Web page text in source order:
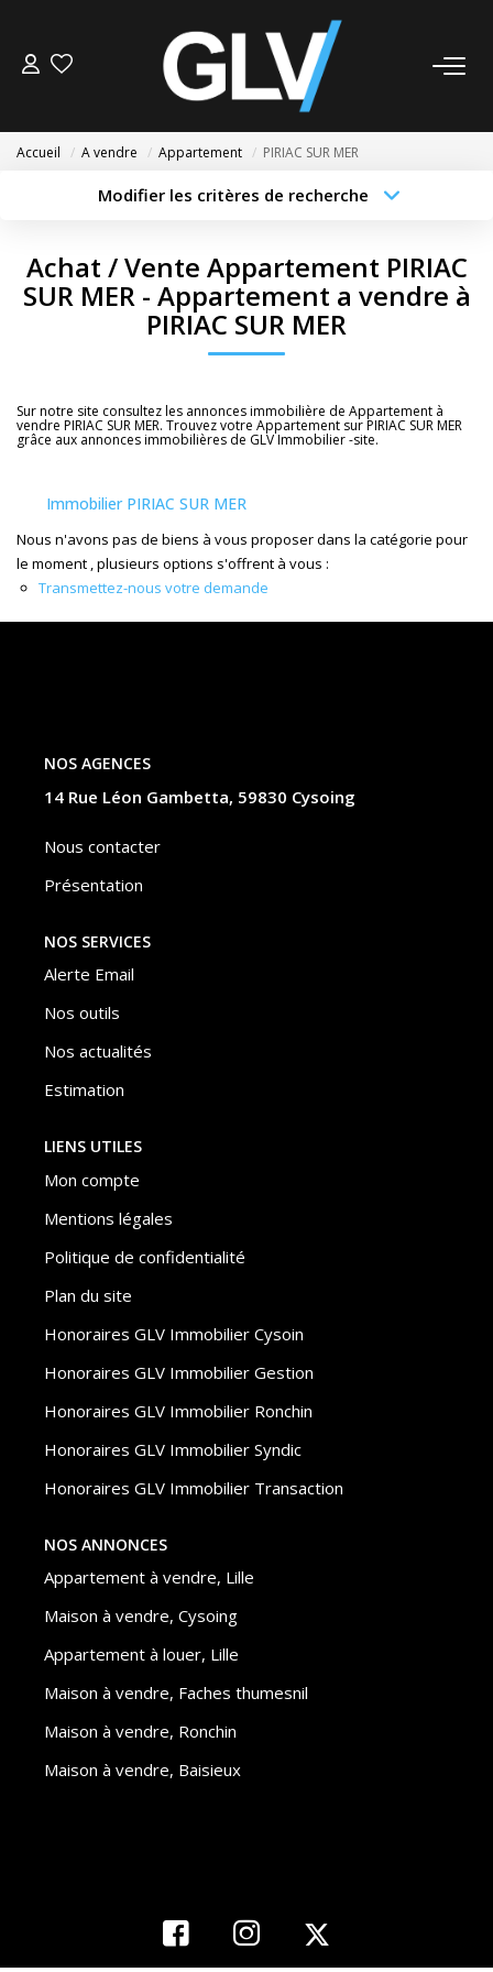
SYNDIC
Nos Agences
Nos Actualités
CONTACT
Accueil A vendre Appartement PIRIAC SUR MER
Modifier les critères de recherche
Sélectionnez...
Type de bien
Surface min
Achat / Vente Appartement PIRIAC
SUR MER - Appartement a vendre à
PIRIAC SUR MER
Sur notre site consultez les annonces immobilière de Appartement à
vendre PIRIAC SUR MER. Trouvez votre Appartement sur PIRIAC SUR MER
grâce aux annonces immobilières de GLV Immobilier -site.
Immobilier PIRIAC SUR MER
Nous n'avons pas de biens à vous proposer dans la catégorie pour
le moment , plusieurs options s'offrent à vous :
Transmettez-nous votre demande
NOS AGENCES
14 Rue Léon Gambetta, 59830 Cysoing
Nous contacter
Présentation
NOS SERVICES
Alerte Email
Nos outils
Nos actualités
Estimation
LIENS UTILES
Mon compte
Mentions légales
Politique de confidentialité
Plan du site
Honoraires GLV Immobilier Cysoin
Honoraires GLV Immobilier Gestion
Honoraires GLV Immobilier Ronchin
Honoraires GLV Immobilier Syndic
Honoraires GLV Immobilier Transaction
NOS ANNONCES
Appartement à vendre, Lille
Maison à vendre, Cysoing
Appartement à louer, Lille
Maison à vendre, Faches thumesnil
Maison à vendre, Ronchin
Maison à vendre, Baisieux